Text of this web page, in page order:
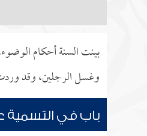
بينت السنة أحكام
وغسل الرجلين، وقد
باب في التسمية